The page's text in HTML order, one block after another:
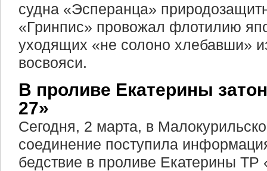
судна «Эсперанца»
«Гринпис» провожал флотилию
уходящих «не солоно хлебавши»
восвояси.
В проливе Екатерины
27»
Сегодня, 2 марта, в
соединение поступила
бедствие в проливе Екатерины ТР